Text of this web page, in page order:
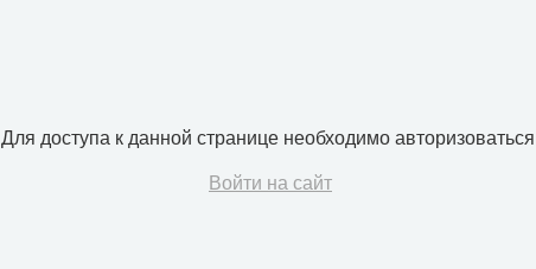
Для доступа к данной странице необходимо
Войти на сайт